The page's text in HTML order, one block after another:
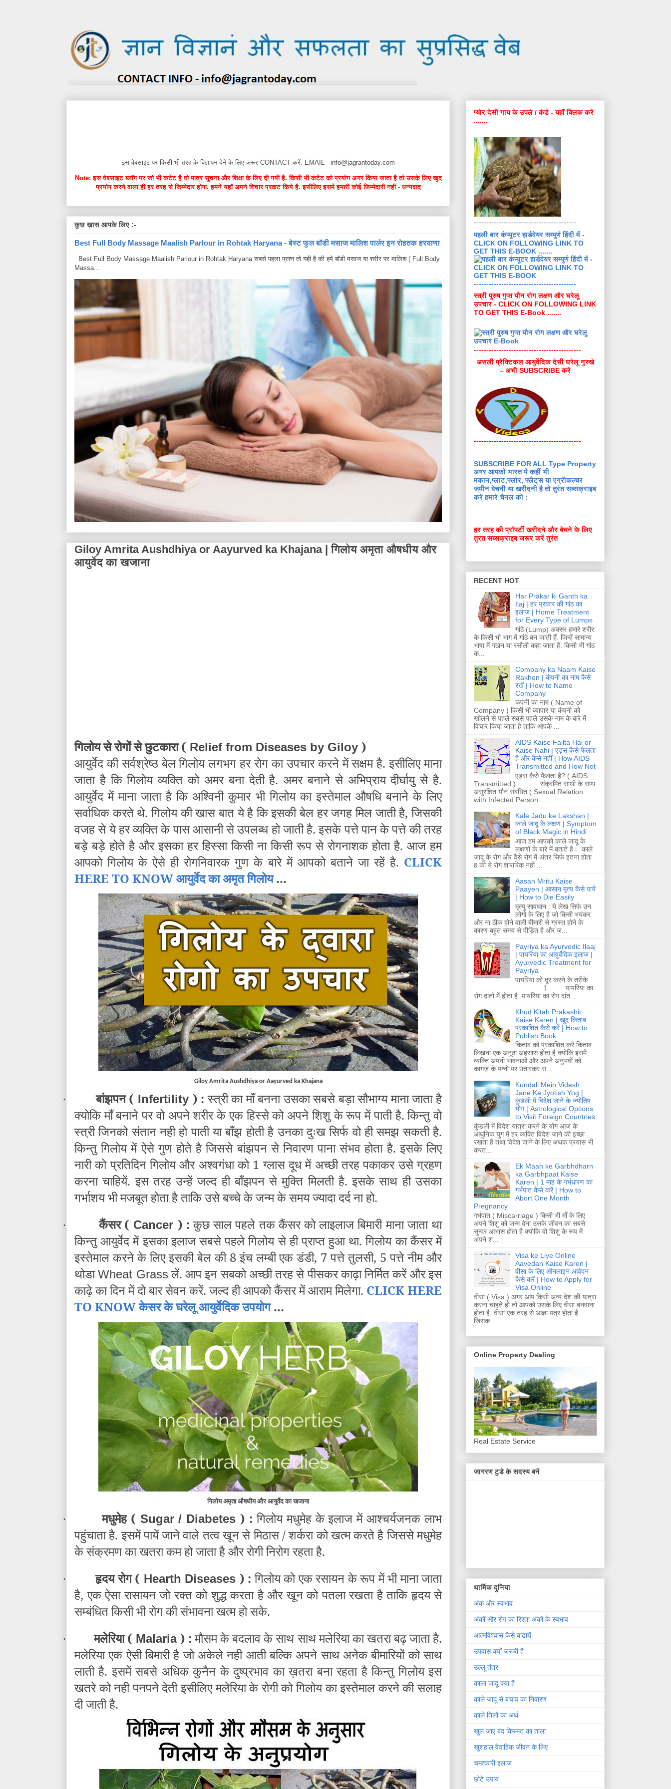
इस वेबसाइट पर किसी भी तरह के विज्ञापन देने के लिए जरूर CONTACT करें. EMAIL - info@jagrantoday.com
Note: इस वेबसाइट ब्लॉग पर जो भी कंटेंट है वो मात्र सुचना और शिक्षा के लिए दी गयी है. किसी भी कंटेंट को प्रयोग अगर किया जाता है तो उसके लिए खुद
प्रयोग करने वाला ही हर तरह से जिम्मेदार होगा. हमने यहाँ अपने विचार प्रकट किये है. इसीलिए इसमें हमारी कोई जिम्मेदारी नहीं - धन्यवाद
कुछ ख़ास आपके लिए :-
Best Full Body Massage Maalish Parlour in Rohtak Haryana - बेस्ट फुल बॉडी मसाज मालिश पार्लर इन रोहतक हरयाणा
Best Full Body Massage Maalish Parlour in Rohtak Haryana सबसे पहला प्रश्न तो यही है की हमे बॉडी मसाज या शरीर पर मालिश ( Full Body
Massa...
Giloy Amrita Aushdhiya or Aayurved ka Khajana | गिलोय अमृता औषधीय और
आयुर्वेद का खजाना
गिलोय से रोगों से छुटकारा ( Relief from Diseases by Giloy )
आयुर्वेद की सर्वश्रेष्ठ बेल गिलोय लगभग हर रोग का उपचार करने में सक्षम है. इसीलिए माना
जाता है कि गिलोय व्यक्ति को अमर बना देती है. अमर बनाने से अभिप्राय दीर्घायु से है.
आयुर्वेद में माना जाता है कि अश्विनी कुमार भी गिलोय का इस्तेमाल औषधि बनाने के लिए
सर्वाधिक करते थे. गिलोय की खास बात ये है कि इसकी बेल हर जगह मिल जाती है, जिसकी
वजह से ये हर व्यक्ति के पास आसानी से उपलब्ध हो जाती है. इसके पत्ते पान के पत्ते की तरह
बड़े बड़े होते है और इसका हर हिस्सा किसी ना किसी रूप से रोगनाशक होता है. आज हम
आपको गिलोय के ऐसे ही रोगनिवारक गुण के बारे में आपको बताने जा रहें है. CLICK
HERE TO KNOW आयुर्वेद का अमृत गिलोय...
Giloy Amrita Aushdhiya or Aayurved ka Khajana
· बांझपन ( Infertility ) :स्त्री का माँ बनना उसका सबसे बड़ा सौभाग्य माना जाता है
क्योकि माँ बनाने पर वो अपने शरीर के एक हिस्से को अपने शिशु के रूप में पाती है. किन्तु वो
स्त्री जिनको संतान नही हो पाती या बाँझ होती है उनका दुःख सिर्फ वो ही समझ सकती है.
किन्तु गिलोय में ऐसे गुण होते है जिससे बांझपन से निवारण पाना संभव होता है. इसके लिए
नारी को प्रतिदिन गिलोय और अश्वगंधा को 1 ग्लास दूध में अच्छी तरह पकाकर उसे ग्रहण
करना चाहियें. इस तरह उन्हें जल्द ही बाँझपन से मुक्ति मिलती है. इसके साथ ही उसका
गर्भाशय भी मजबूत होता है ताकि उसे बच्चे के जन्म के समय ज्यादा दर्द ना हो.
· कैंसर ( Cancer ) :कुछ साल पहले तक कैंसर को लाइलाज बिमारी माना जाता था
किन्तु आयुर्वेद में इसका इलाज सबसे पहले गिलोय से ही प्राप्त हुआ था. गिलोय का कैंसर में
इस्तेमाल करने के लिए इसकी बेल की 8 इंच लम्बी एक डंडी, 7 पत्ते तुलसी, 5 पत्ते नीम और
थोडाWheat Grass लें. आप इन सबको अच्छी तरह से पीसकर काढ़ा निर्मित करें और इस
काढ़े का दिन में दो बार सेवन करें. जल्द ही आपको कैंसर में आराम मिलेगा. CLICK HERE
TO KNOW केसर के घरेलू आयुर्वेदिक उपयोग...
गिलोय अमृता औषधीय और आयुर्वेद का खजाना
· मधुमेह ( Sugar / Diabetes) : गिलोय मधुमेह के इलाज में आश्चर्यजनक लाभ
पहुंचाता है. इसमें पायें जाने वाले तत्व खून से मिठास / शर्करा को खत्म करते है जिससे मधुमेह
के संक्रमण का खतरा कम हो जाता है और रोगी निरोग रहता है.
· हृदय रोग ( Hearth Diseases ) :गिलोय को एकरसायन के रूप में भी माना जाता
है, एक ऐसा रासायन जो रक्त को शुद्ध करता है और खून को पतला रखता है ताकि हृदय से
सम्बंधित किसी भी रोग की संभावना खत्म हो सके.
· मलेरिया ( Malaria ) :मौसम के बदलाव के साथ साथ मलेरिया का खतरा बढ़ जाता है.
मलेरिया एक ऐसी बिमारी है जो अकेले नही आती बल्कि अपने साथ अनेक बीमारियों को साथ
लाती है. इसमें सबसे अधिक कुनैन के दुष्प्रभाव का ख़तरा बना रहता है किन्तु गिलोय इस
खतरे को नही पनपने देती इसीलिए मलेरिया के रोगी को गिलोय का इस्तेमाल करने की सलाह
दी जाती है.
प्योर देसी गाय के उपले / कंडे - यहाँ क्लिक करें
.......
-----------------------------------------
पहली बार कंप्यूटर हार्डवेयर सम्पुर्ण हिंदी में -
CLICK ON FOLLOWING LINK TO
GET THIS E-BOOK .......
-----------------------------------------
स्त्री पुरुष गुप्त यौन रोग लक्षण और घरेलू
उपचार - CLICK ON FOLLOWING LINK
TO GET THIS E-Book .......
-------------------------------------------
असली प्रैक्टिकल आयुर्वेदिक देसी घरेलू नुस्खे
– अभी SUBSCRIBE करें
-------------------------------------------
SUBSCRIBE FOR ALL Type Property
अगर आपको भारत में कहीं भी
मकान,प्लाट,फ्लोर, फ्लैट्स या एग्रीकल्चर
जमीन बेचनी या खरीदनी है तो तुरंत सब्सक्राइब
करें हमारे चैनल को :
हर तरह की प्रॉपर्टी खरीदने और बेचने के लिए
तुरंत सब्सक्राइब जरूर करें तुरंत
RECENT HOT
Har Prakar ki Ganth ka
Ilaj | हर प्रकार की गांठ का
इलाज | Home Treatment
for Every Type of Lumps
गांठे (Lump) अक्सर हमारे शरीर
के किसी भी भाग में गांठे बन जाती हैं. जिन्हें सामान्य
भाषा में गठान या रसौली कहा जाता हैं. किसी भी गांठ
क...
Company ka Naam Kaise
Rakhen | कंपनी का नाम कैसे
रखें | How to Name
Company
कंपनी का नाम ( Name of
Company ) किसी भी व्यापार या कंपनी को
खोलने से पहले सबसे पहले उसके नाम के बारे में
विचार किया जाता है ताकि आपके ...
AIDS Kaise Failta Hai or
Kaise Nahi | एड्स कैसे फैलता
है और कैसे नहीं | How AIDS
Transmitted and How Not
एड्स कैसे फैलता है? ( AIDS
Transmitted ) · संक्रमित साथी के साथ
असुरक्षित यौन संबंधित ( Sexual Relation
with Infected Person ...
Kale Jadu ke Lakshan |
काले जादू के लक्षण | Symptom
of Black Magic in Hindi
आज हम आपको काले जादू के
लक्षणों के बारे में बताते है। काले
जादू के रोग और वैसे रोग में अंतर सिर्फ इतना होता
ह की ये रोग शारारिक नहीं ...
Aasan Mritu Kaise
Paayen | आसान मृत्य कैसे पायें
| How to Die Easily
मृत्यु सावधान : ये लेख सिर्फ उन
लोगो के लिए है जो किसी भयंकर
और ना ठीक होने वाली बीमारी से ग्रस्त होने के
कारण बहुत समय से पीड़ित है और ज...
Payriya ka Ayurvedic Ilaaj
| पायरिया का आयुर्वेदिक इलाज |
Ayurvedic Treatment for
Payriya
पायरिया को दूर करने के तरीके
1. पायरिया का
रोग दांतों में होता है. पायरिया का रोग दांत...
Khud Kitab Prakashit
Kaise Karen | खुद किताब
प्रकाशित कैसे करें | How to
Publish Book
किताब को प्रकाशित करें किताब
लिखना एक अनूठा अहसास होता है क्योकि इसमें
व्यक्ति अपनी भावनाओं और अपने अनुभवों को
कागज़ के पन्नो पर उतारकर स...
Kundali Mein Videsh
Jane Ke Jyotish Yog |
कुंडली में विदेश जाने के ज्योतिष
योग | Astrological Options
to Visit Foreign Countries
कुंडली में विदेश यात्रा करने के योग आज के
आधुनिक युग में हर व्यक्ति विदेश जाने की इच्छा
रखता हैं तथा विदेश जाने के लिए अथक प्रयास भी
करत...
Ek Maah ke Garbhdharn
ka Garbhpaat Kaise
Karen | 1 माह के गर्भधारण का
गर्भपात कैसे करें | How to
Abort One Month
Pregnancy
गर्भपात ( Miscarriage ) किसी भी माँ के लिए
अपने शिशु को जन्म देना उसके जीवन का सबसे
सुन्दर आभास होता है क्योकि वो शिशु के रूप में
अपने श...
Visa ke Liye Online
Aavedan Kaise Karen |
वीसा के लिए ऑनलाइन आवेदन
कैसे करें | How to Apply for
Visa Online
वीसा ( Visa ) अगर आप किसी अन्य देश की यात्रा
करना चाहते हो तो आपको उसके लिए वीसा बनवाना
होता है. वीसा एक तरह से आज्ञा पत्र होता है
जिसक...
Online Property Dealing
Real Estate Service
जागरण टुडे के सदस्य बनें
धार्मिक दुनिया
अंक और स्वभाव
अंकों और रोग का रिश्ता अंको के स्वभाव
आत्मविश्वास कैसे बाढायें
उपवास क्यों जरूरी है
उल्लू तंत्र
काला जादू क्या है
काले जादू से बचाव का निवारण
काले तिलों का अर्थ
खुल जाए बंद किस्मत का ताला
खुशहाल वैवाहिक जीवन के लिए
चमत्कारी इलाज
छोटे उपाय